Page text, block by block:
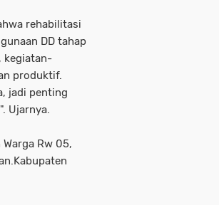
rehabilitasi
DD tahap
kegiatan-
produktif.
jadi penting
Ujarnya.
Rw 05,